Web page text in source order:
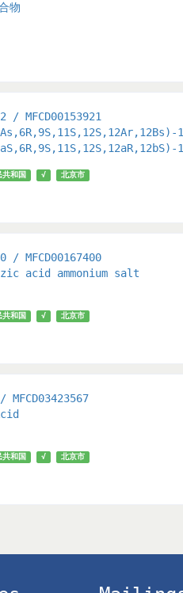
物
/ MFCD00153921
共和国 √ 北京市
/ MFCD00167400
acid ammonium salt
共和国 √ 北京市
共和国 √ 北京市